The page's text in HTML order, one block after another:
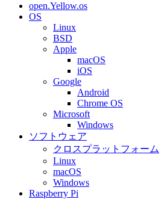
open.Yellow.os
OS
Linux
BSD
Apple
macOS
iOS
Google
Android
Chrome OS
Microsoft
Windows
ソフトウェア
クロスプラットフォーム
Linux
macOS
Windows
Raspberry Pi